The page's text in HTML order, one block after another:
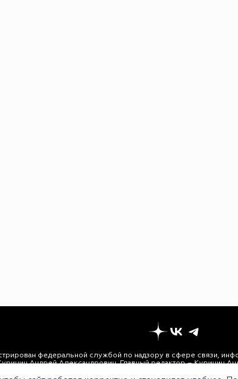
федеральной службой по надзору в сфере связи,
Андрей Александрович. Главный редактор – Курицин
(980) 683-96-60. Все права на любые материалы,